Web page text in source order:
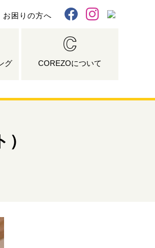
お困りの方へ
FacebookInstagram
グ
COREZOについて